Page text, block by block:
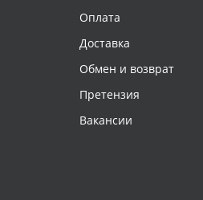
Оплата
Доставка
Обмен и возврат
Претензия
Вакансии